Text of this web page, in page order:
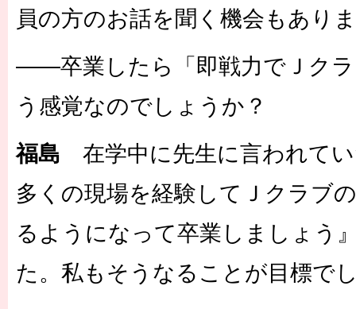
員の方のお話を聞く機会もあり
――卒業したら「即戦力でＪク
う感覚なのでしょうか？
福島 在学中に先生に言われて
多くの現場を経験してＪクラブ
るようになって卒業しましょう
た。私もそうなることが目標で